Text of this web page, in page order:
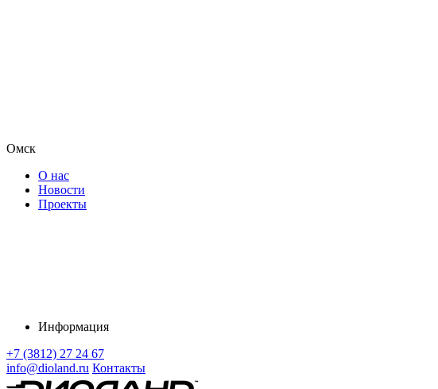
Омск
О нас
Новости
Проекты
Информация
+7 (3812) 27 24 67
info@dioland.ru Контакты